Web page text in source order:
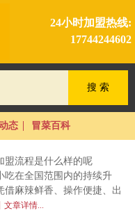
24小时加盟热线:
17744244602
态 冒菜百科
盟流程是什么样的呢
吃在全国范围内的持续升
借麻辣鲜香、操作便捷、出
势，成为众多创业者青睐的
文章详情...